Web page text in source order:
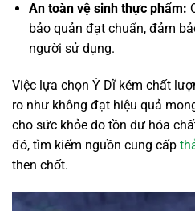
An toàn vệ sinh thực phẩm:
bảo quản đạt chuẩn, đảm
người sử dụng.
Việc lựa chọn Ý Dĩ kém chất
ro như không đạt hiệu quả
cho sức khỏe do tồn dư hóa
đó, tìm kiếm nguồn cung cấp
then chốt.